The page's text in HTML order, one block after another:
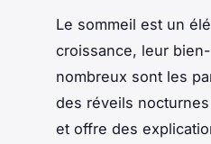
Le sommeil est un
croissance, leur
nombreux sont les
des réveils
et offre des